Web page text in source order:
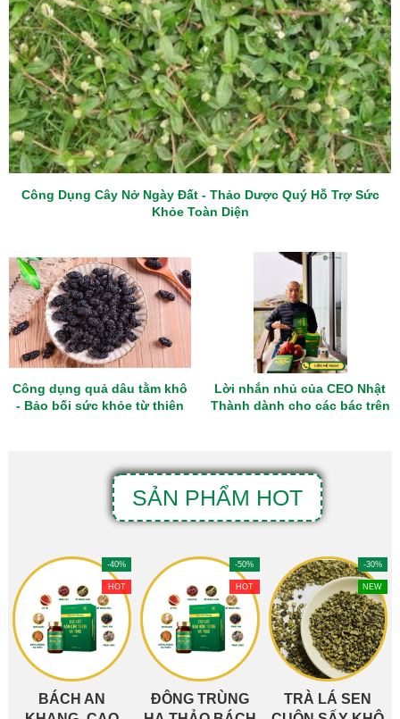
Công Dụng Cây Nở Ngày Đất - Thảo Dược Quý Hỗ Trợ Sức
Khỏe Toàn Diện
Công dụng quả dâu tằm khô
- Bảo bối sức khỏe từ thiên
Lời nhắn nhủ của CEO Nhật
Thành dành cho các bác trên
SẢN PHẨM HOT
-40%
HOT
BÁCH AN
-50%
HOT
ĐÔNG TRÙNG
-30%
NEW
TRÀ LÁ SEN